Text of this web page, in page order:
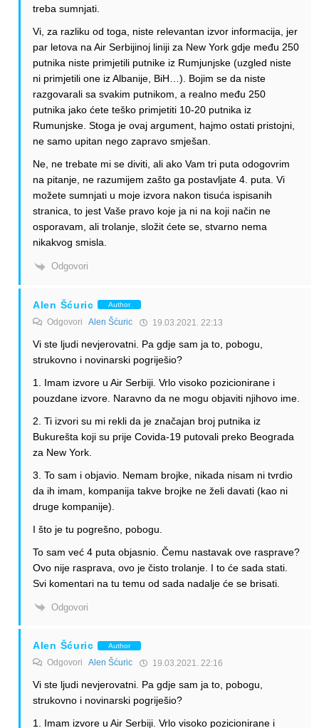
treba sumnjati.
Vi, za razliku od toga, niste relevantan izvor informacija, jer
par letova na Air Serbijinoj liniji za New York gdje među 250
putnika niste primjetili putnike iz Rumjunjske (uzgled niste
ni primjetili one iz Albanije, BiH…). Bojim se da niste
razgovarali sa svakim putnikom, a realno među 250
putnika jako ćete teško primjetiti 10-20 putnika iz
Rumunjske. Stoga je ovaj argument, hajmo ostati pristojni,
ne samo upitan nego zapravo smješan.
Ne, ne trebate mi se diviti, ali ako Vam tri puta odogovrim
na pitanje, ne razumijem zašto ga postavljate 4. puta. Vi
možete sumnjati u moje izvora nakon tisuća ispisanih
stranica, to jest Vaše pravo koje ja ni na koji način ne
osporavam, ali trolanje, složit ćete se, stvarno nema
nikakvog smisla.
Odgovori
Alen Šćuric Author
Odgovori Alen Šćuric 19.03.2021. 22:13
Vi ste ljudi nevjerovatni. Pa gdje sam ja to, pobogu,
strukovno i novinarski pogriješio?
1. Imam izvore u Air Serbiji. Vrlo visoko pozicionirane i
pouzdane izvore. Naravno da ne mogu objaviti njihovo ime.
2. Ti izvori su mi rekli da je značajan broj putnika iz
Bukurešta koji su prije Covida-19 putovali preko Beograda
za New York.
3. To sam i objavio. Nemam brojke, nikada nisam ni tvrdio
da ih imam, kompanija takve brojke ne želi davati (kao ni
druge kompanije).
I što je tu pogrešno, pobogu.
To sam već 4 puta objasnio. Čemu nastavak ove rasprave?
Ovo nije rasprava, ovo je čisto trolanje. I to će sada stati.
Svi komentari na tu temu od sada nadalje će se brisati.
Odgovori
Alen Šćuric Author
Odgovori Alen Šćuric 19.03.2021. 22:16
Vi ste ljudi nevjerovatni. Pa gdje sam ja to, pobogu,
strukovno i novinarski pogriješio?
1. Imam izvore u Air Serbiji. Vrlo visoko pozicionirane i